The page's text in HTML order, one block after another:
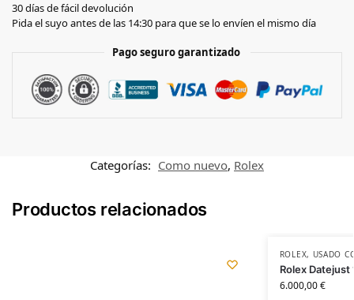
30 días de fácil devolución
Pida el suyo antes de las 14:30 para que se lo envíen el mismo día
Pago seguro garantizado
Categorías: Como nuevo, Rolex
Productos relacionados
ROLEX, USADO
Rolex
6.000,00€